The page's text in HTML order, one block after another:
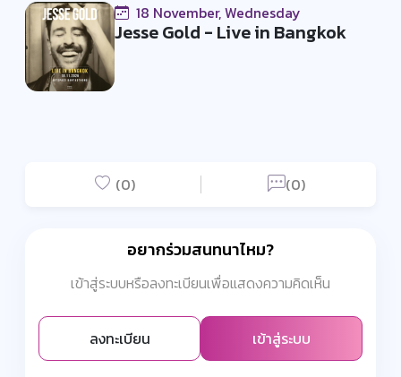
18 November, Wednesday
Jesse Gold - Live in Bangkok
(0) (0)
อยากร่วมสนทนาไหม?
เข้าสู่ระบบหรือลงทะเบียนเพื่อแสดงความคิดเห็น
ลงทะเบียน เข้าสู่ระบบ